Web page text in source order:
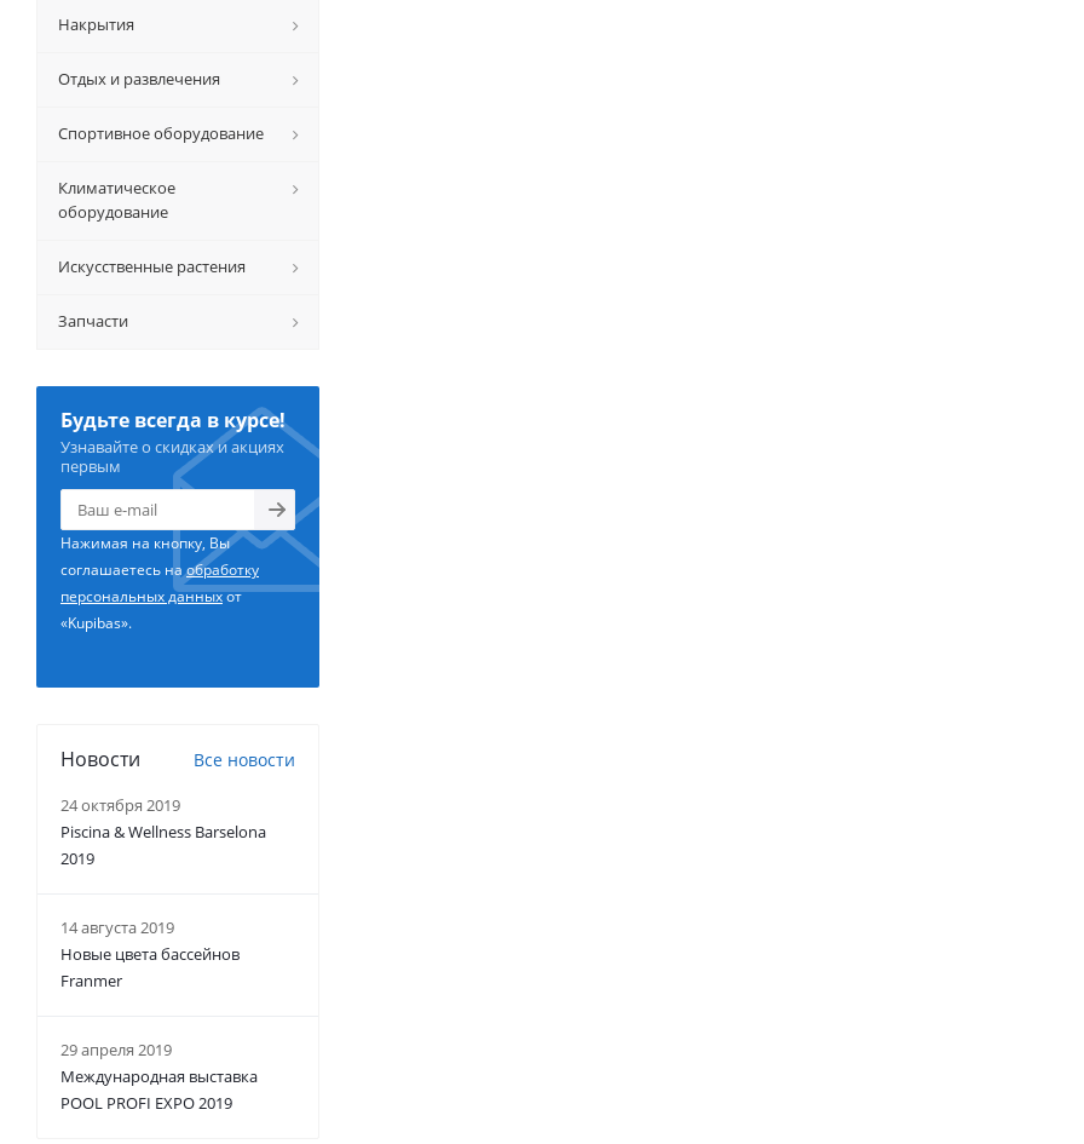
Накрытия
Отдых и развлечения
Спортивное оборудование
Климатическое
оборудование
Искусственные растения
Запчасти
Будьте всегда в курсе!
Узнавайте о скидках и акциях
первым
Нажимая на кнопку, Вы
соглашаетесь наобработку
персональных данныхот
«Kupibas».
Новости Все новости
24 октября 2019
Piscina & Wellness Barselona
2019
14 августа 2019
Новые цвета бассейнов
Franmer
29 апреля 2019
Международная выставка
POOL PROFI EXPO 2019